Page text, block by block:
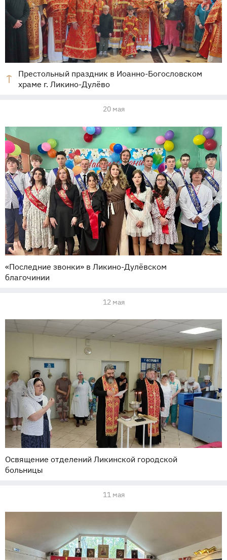
Престольный праздник в Иоанно-Богословском
храме г. Ликино-Дулёво
20 мая
«Последние звонки» в Ликино-Дулёвском
благочинии
12 мая
Освящение отделений Ликинской городской
больницы
11 мая